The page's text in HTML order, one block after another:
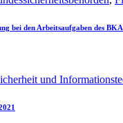
bei den Arbeitsaufgaben des
und